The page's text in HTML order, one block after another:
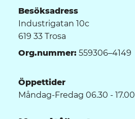
Besöksadress
Industrigatan 10c
619 33 Trosa
Org.nummer: 559306–4149
Öppettider
Måndag-Fredag 06.30 - 17.00